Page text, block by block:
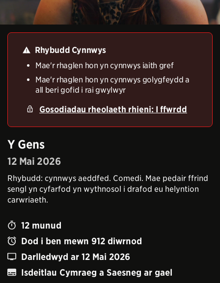
Rhybudd Cynnwys
Mae'r rhaglen hon yn cynnwys iaith gref
Mae'r rhaglen hon yn cynnwys golygfeydd a
all beri gofid i rai gwylwyr
Gosodiadau rheolaeth rhieni: I ffwrdd
Y Gens
12 Mai 2026
Rhybudd: cynnwys aeddfed. Comedi. Mae pedair ffrind
sengl yn cyfarfod yn wythnosol i drafod eu helyntion
carwriaeth.
12 munud
Dod i ben mewn 912 diwrnod
Darlledwyd ar 12 Mai 2026
Isdeitlau Cymraeg a Saesneg ar gael